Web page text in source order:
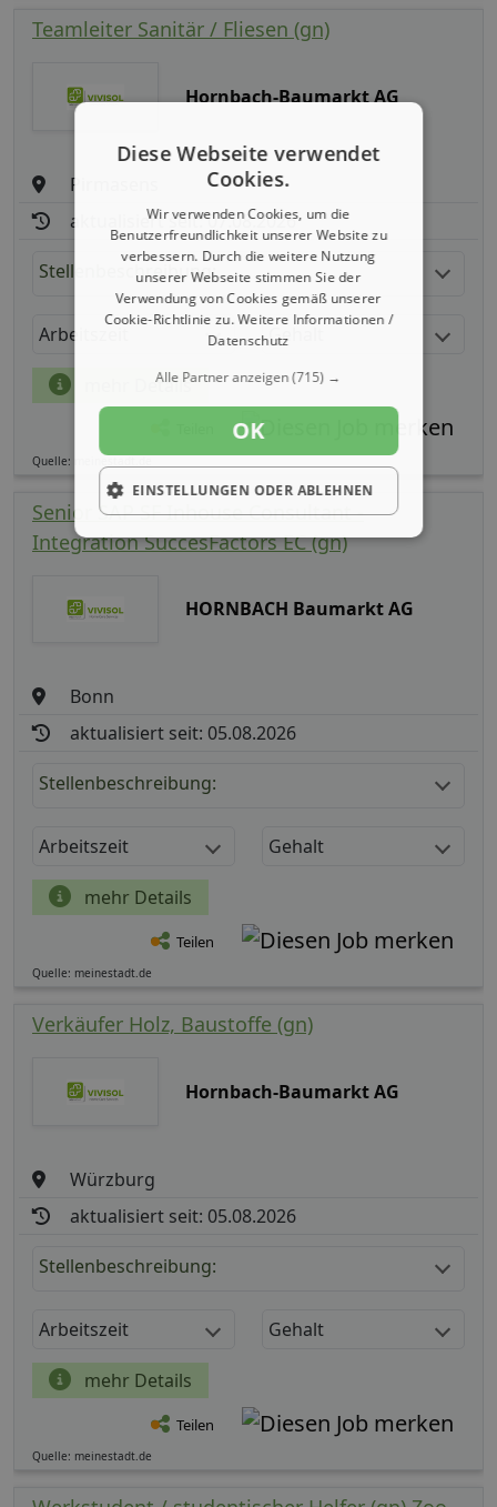
Teamleiter Sanitär / Fliesen (gn)
Hornbach-Baumarkt AG
Pirmasens
aktualisiert seit: 07.08.2026
Stellenbeschreibung:
Arbeitszeit Gehalt
mehr Details
Quelle: meinestadt.de
Senior SAP SF Inhouse Consultant -
Integration SuccesFactors EC (gn)
HORNBACH Baumarkt AG
Bonn
aktualisiert seit: 05.08.2026
Stellenbeschreibung:
Arbeitszeit Gehalt
mehr Details
Teilen
Quelle: meinestadt.de
Verkäufer Holz, Baustoffe (gn)
Hornbach-Baumarkt AG
Würzburg
aktualisiert seit: 05.08.2026
Stellenbeschreibung:
Arbeitszeit Gehalt
mehr Details
Teilen
Quelle: meinestadt.de
Diese Webseite verwendet
Cookies.
Wir verwenden Cookies, um die
Benutzerfreundlichkeit unserer Website zu
verbessern. Durch die weitere Nutzung
unserer Webseite stimmen Sie der
Verwendung von Cookies gemäß unserer
Cookie-Richtlinie zu.Weitere Informationen /
Datenschutz
Alle Partner anzeigen(715) →
OK
EINSTELLUNGEN ODER ABLEHNEN